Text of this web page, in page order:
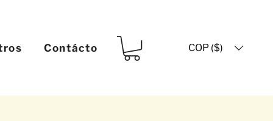
Contácto COP ($)